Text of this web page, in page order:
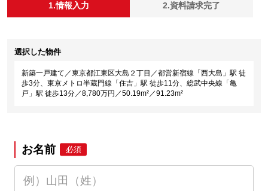
1.情報入力 2.資料請求完了
選択した物件
新築一戸建て／東京都江東区大島２丁目／都営新宿線「西大島」駅 徒
歩3分、東京メトロ半蔵門線「住吉」駅 徒歩11分、総武中央線「亀
戸」駅 徒歩13分／8,780万円／50.19m²／91.23m²
お名前 必須